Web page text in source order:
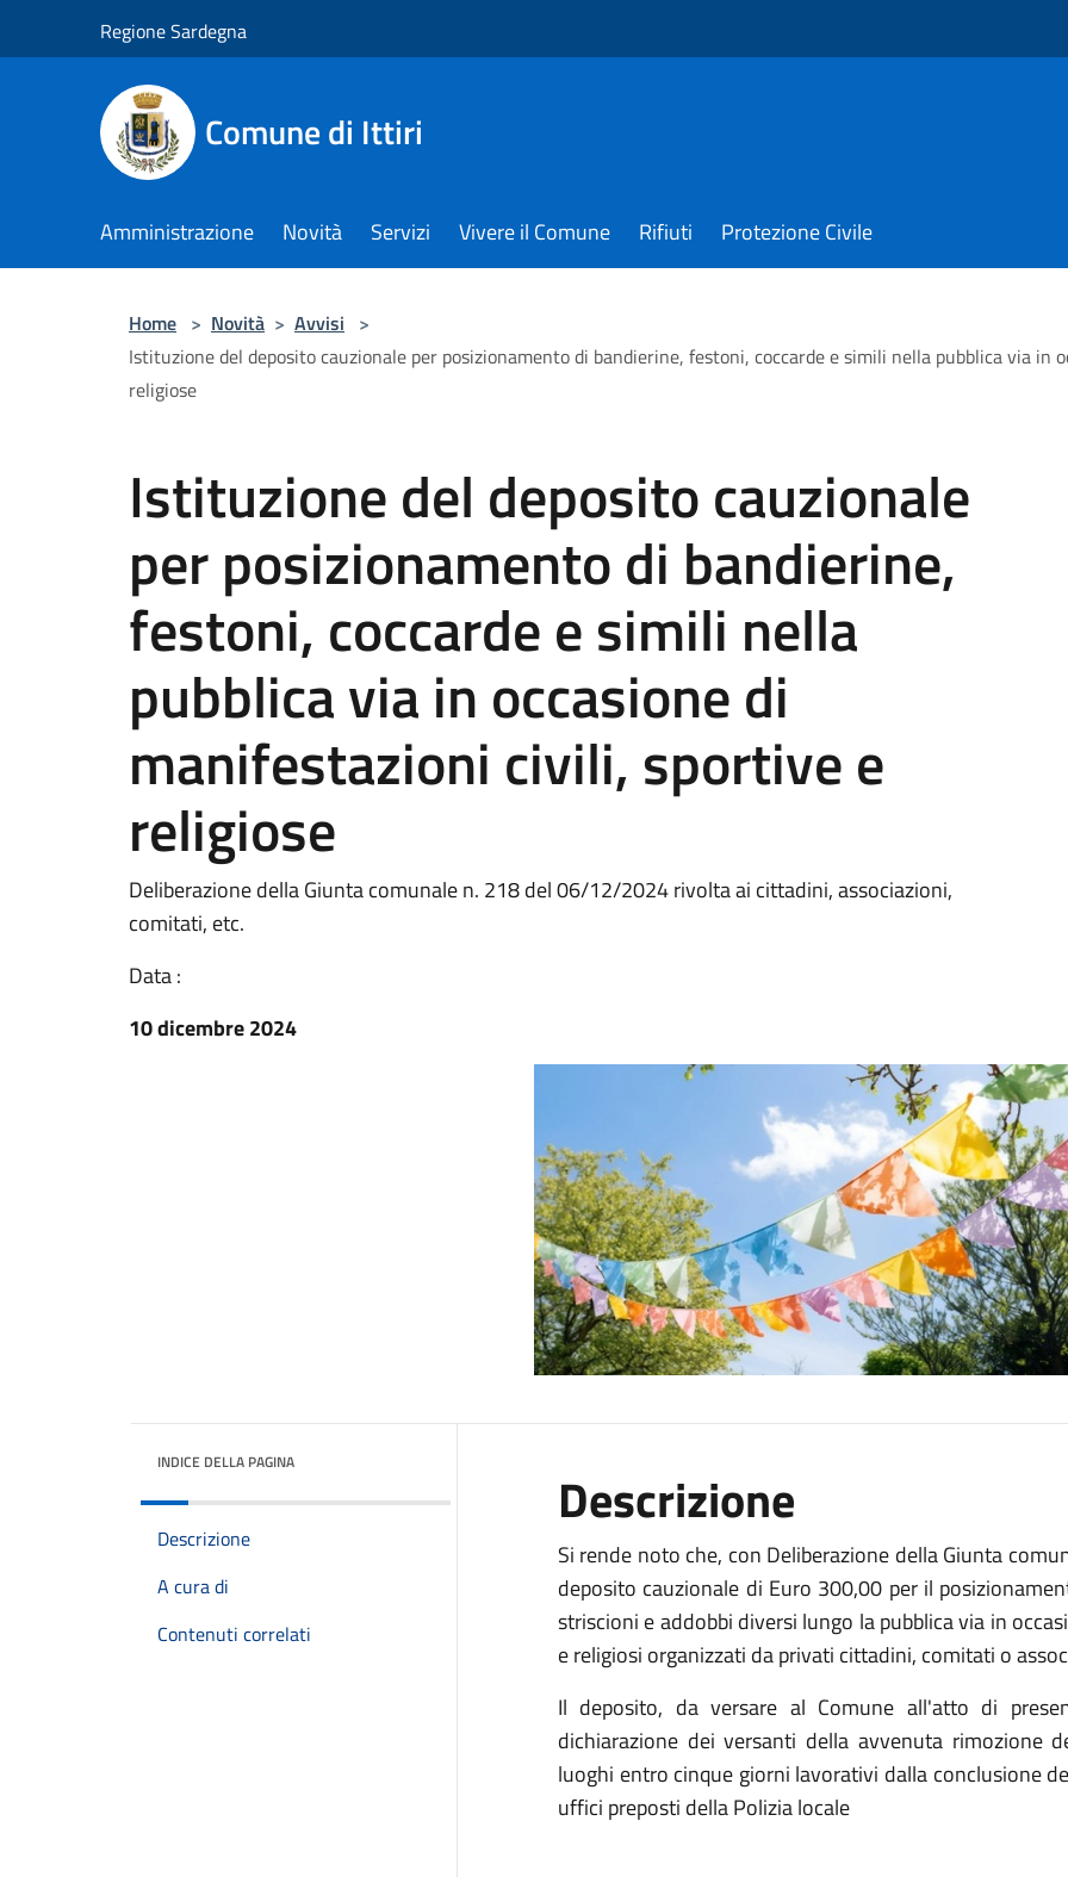
Regione Sardegna
Comune di Ittiri
Amministrazione Novità Servizi Vivere il Comune Rifiuti Protezione Civile
Home > Novità > Avvisi >
Istituzione del deposito cauzionale per posizionamento di bandierine, festoni, coccarde e simili nella pubblica via in
religiose
Istituzione del deposito cauzionale
per posizionamento di bandierine,
festoni, coccarde e simili nella
pubblica via in occasione di
manifestazioni civili, sportive e
religiose
Deliberazione della Giunta comunale n. 218 del 06/12/2024 rivolta ai cittadini, associazioni,
comitati, etc.
Data :
10 dicembre 2024
INDICE DELLA PAGINA
Descrizione
A cura di
Contenuti correlati
Descrizione
Si rende noto che, con Deliberazione della Giunta
deposito cauzionale di Euro 300,00 per il
striscioni e addobbi diversi lungo la pubblica via in
e religiosi organizzati da privati cittadini, comitati o
Il deposito, da versare al Comune all'atto di
dichiarazione dei versanti della avvenuta rimozione
luoghi entro cinque giorni lavorativi dalla conclusione
uffici preposti della Polizia locale